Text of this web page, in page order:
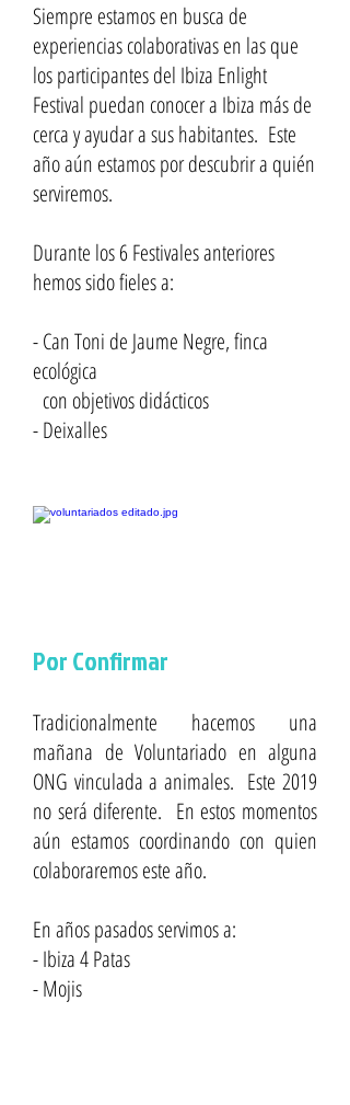
Siempre estamos en busca de
experiencias colaborativas en las que
los participantes del Ibiza Enlight
Festival puedan conocer a Ibiza más de
cerca y ayudar a sus habitantes. Este
año aún estamos por descubrir a quién
serviremos.
Durante los 6 Festivales anteriores
hemos sido fieles a:
- Can Toni de Jaume Negre, finca
ecológica
con objetivos didácticos
- Deixalles
Por Confirmar
Tradicionalmente hacemos una
mañana de Voluntariado en alguna
ONG vinculada a animales. Este 2019
no será diferente. En estos momentos
aún estamos coordinando con quien
colaboraremos este año.
En años pasados servimos a:
- Ibiza 4 Patas
- Mojis